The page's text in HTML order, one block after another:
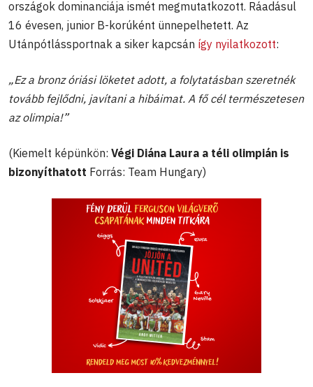
országok dominanciája ismét megmutatkozott. Ráadásul
16 évesen, junior B-korúként ünnepelhetett. Az
Utánpótlássportnak a siker kapcsán így nyilatkozott:
„Ez a bronz óriási löketet adott, a folytatásban szeretnék
tovább fejlődni, javítani a hibáimat. A fő cél természetesen
az olimpia!”
(Kiemelt képünkön: Végi Diána Laura a téli olimpián is
bizonyíthatott Forrás: Team Hungary)